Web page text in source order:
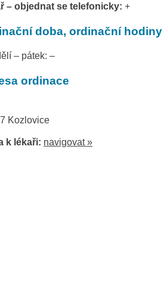
– objednat se telefonicky: +
doba, ordinační hodiny
– pátek: –
ordinace
Kozlovice
k lékaři: navigovat »